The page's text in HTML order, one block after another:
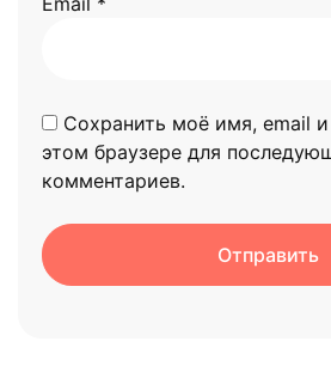
Сохранить моё имя, email
этом браузере для
комментариев.